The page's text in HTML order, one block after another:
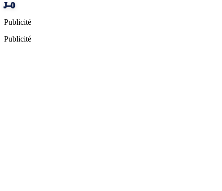
J–0
Publicité
Publicité